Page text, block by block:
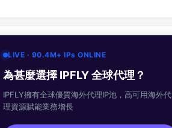
LIVE · 90.4M+ IPs ONLINE
為甚麼選擇 IPFLY 全球代理？
IPFLY擁有全球優質海外代理IP池，高可用海外代
理資源賦能業務增長